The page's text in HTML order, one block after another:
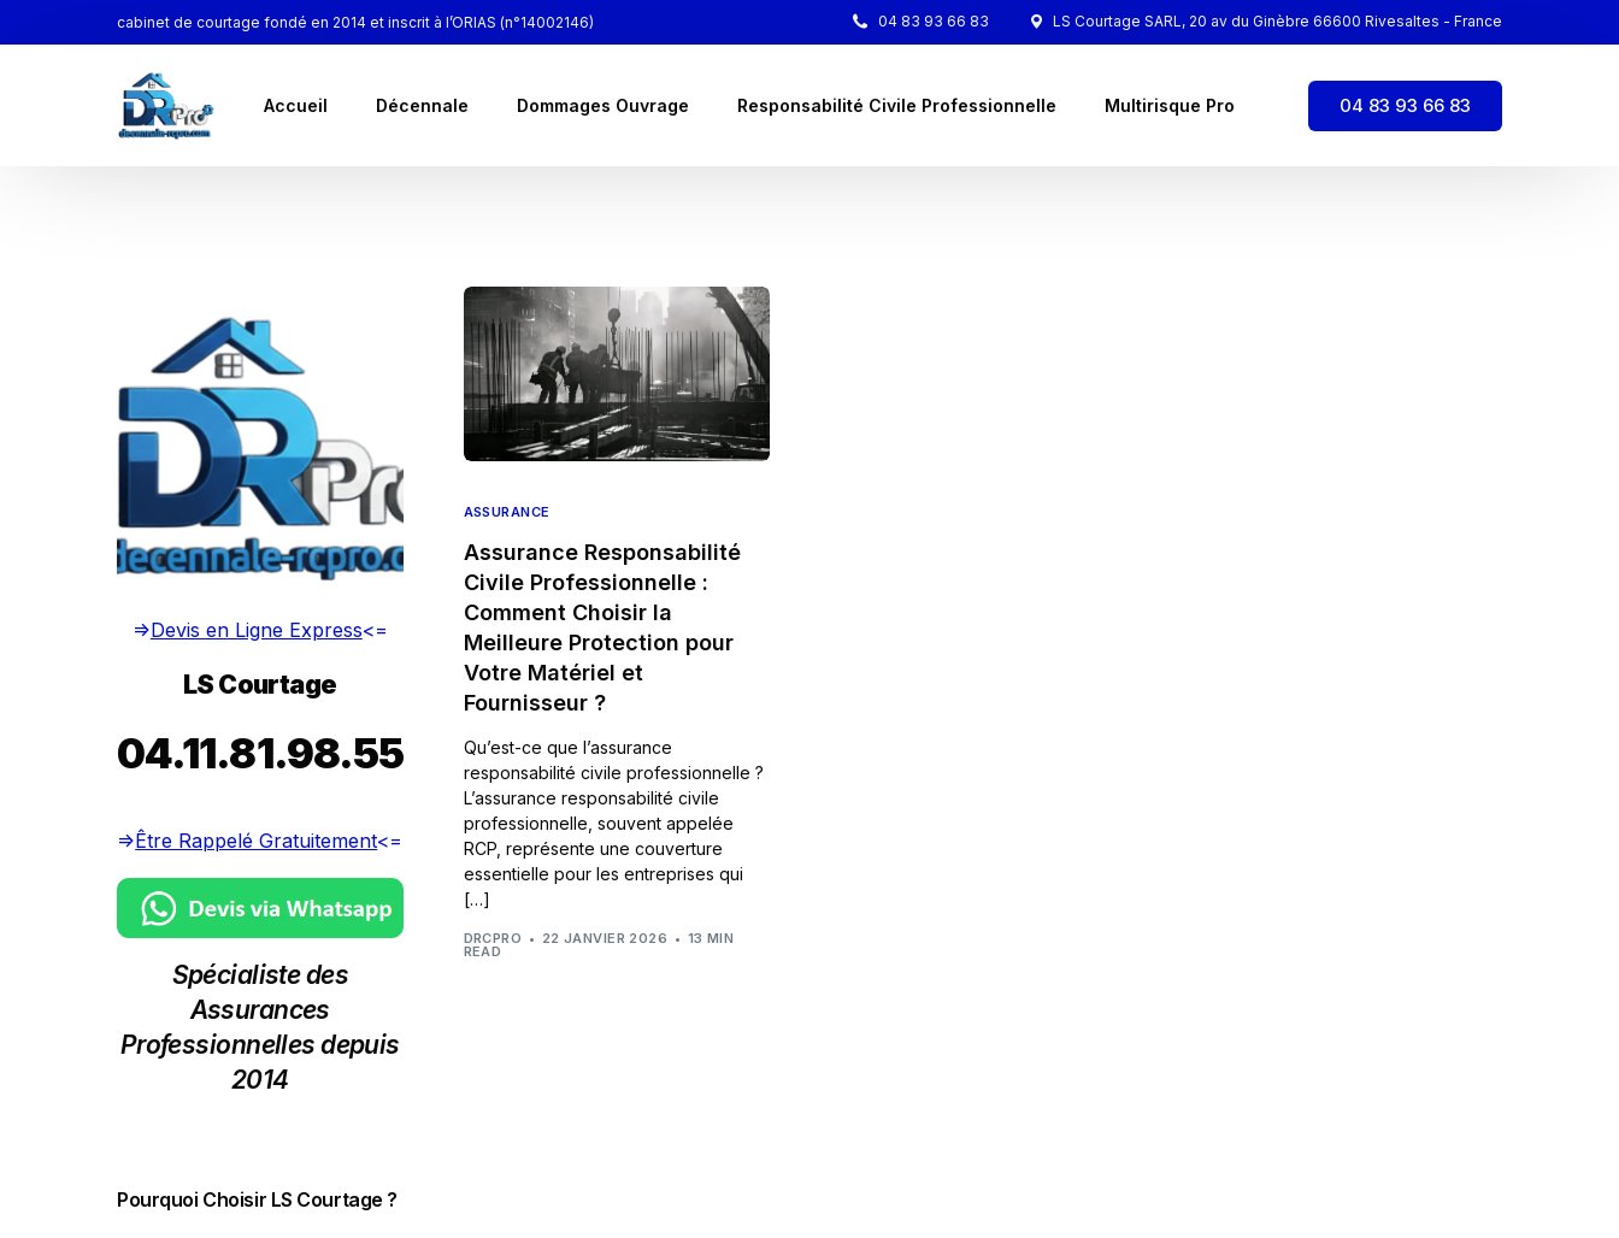
cabinet de courtage fondé en 2014 et inscrit à l’ORIAS (n°14002146) 04 83 93 66 83 LS Courtage SARL, 20 av du Ginèbre 66600 Rivesaltes - France
Accueil Décennale Dommages Ouvrage Responsabilité Civile Professionnelle Multirisque Pro 04 83 93 66 83
ASSURANCE
Assurance Responsabilité
Civile Professionnelle :
Comment Choisir la
Meilleure Protection pour
Votre Matériel et
Fournisseur ?
Qu’est-ce que l’assurance
responsabilité civile professionnelle ?
L’assurance responsabilité civile
professionnelle, souvent appelée
RCP, représente une couverture
essentielle pour les entreprises qui
[…]
DRCPRO 22 JANVIER 2026 13 MIN
READ
=>Devis en Ligne Express<=
LS Courtage
04.11.81.98.55
=>Être Rappelé Gratuitement<=
Spécialiste des
Assurances
Professionnelles depuis
2014
Pourquoi Choisir LS Courtage ?